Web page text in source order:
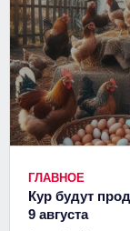
ГЛАВНОЕ
Кур будут
9 августа